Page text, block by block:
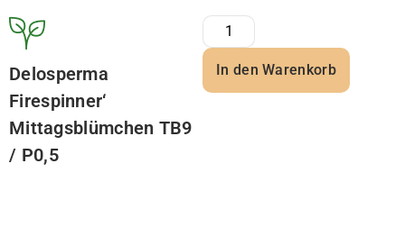
Delosperma
Firespinner‘
Mittagsblümchen TB9
/ P0,5
In den Warenkorb